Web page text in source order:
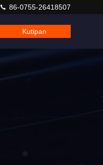
86-0755-26418507
Kutipan